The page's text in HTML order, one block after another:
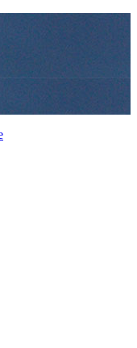
Japan
AkibaSpace